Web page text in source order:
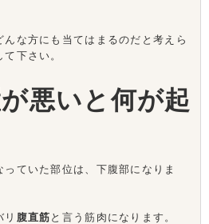
な方にも当てはまるのだと考えら
下さい。
悪いと何が起
ていた部位は、下腹部になりま
腹直筋 と言う筋肉になります。